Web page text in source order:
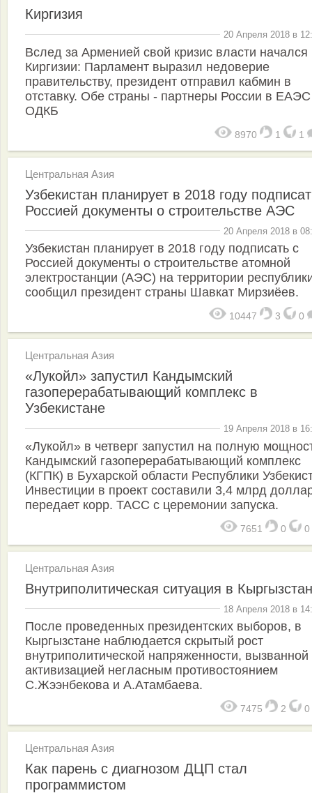
Киргизия
20 Апреля 2018 в
Вслед за Арменией свой кризис власти начался
Киргизии: Парламент выразил недоверие
правительству, президент отправил кабмин в
отставку. Обе страны - партнеры России в
ОДКБ
8970 1 1
Центральная Азия
Узбекистан планирует в 2018 году
Россией документы о строительстве АЭС
20 Апреля 2018 в
Узбекистан планирует в 2018 году подписать с
Россией документы о строительстве атомной
электростанции (АЭС) на территории
сообщил президент страны Шавкат Мирзиёев.
10447 3 0
Центральная Азия
«Лукойл» запустил Кандымский
газоперерабатывающий комплекс в
Узбекистане
19 Апреля 2018 в
«Лукойл» в четверг запустил на полную
Кандымский газоперерабатывающий комплекс
(КГПК) в Бухарской области Республики
Инвестиции в проект составили 3,4 млрд
передает корр. ТАСС с церемонии запуска.
7651 0 0
Центральная Азия
Внутриполитическая ситуация в
18 Апреля 2018 в
После проведенных президентских выборов, в
Кыргызстане наблюдается скрытый рост
внутриполитической напряженности, вызванной
активизацией негласным противостоянием
С.Жээнбекова и А.Атамбаева.
7475 2 0
Центральная Азия
Как парень с диагнозом ДЦП стал
программистом